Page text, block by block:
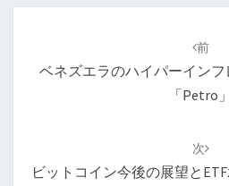
前
ベネズエラのハイパーイン
「petro」
次
ビットコイン今後の展望と